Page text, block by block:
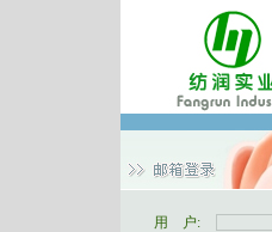
用 户: